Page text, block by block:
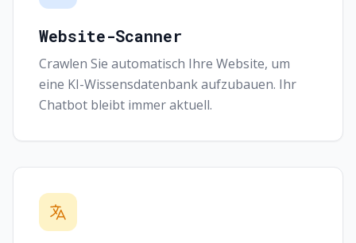
Website-Scanner
Crawlen Sie automatisch Ihre Website, um
eine KI-Wissensdatenbank aufzubauen. Ihr
Chatbot bleibt immer aktuell.